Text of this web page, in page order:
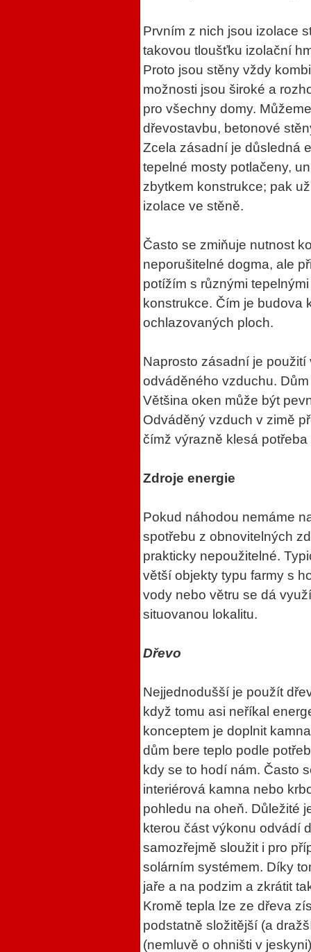
Prvním z nich jsou izolace
takovou tloušťku izolační
Proto jsou stěny vždy
možnosti jsou široké a
pro všechny domy.
dřevostavbu, betonové
Zcela zásadní je důsledná
tepelné mosty potlačeny,
zbytkem konstrukce; pak
izolace ve stěně.
Často se zmiňuje nutnost
neporušitelné dogma, ale
potížím s různými
konstrukce. Čím je budova
ochlazovaných ploch.
Naprosto zásadní je
odváděného vzduchu.
Většina oken může být
Odváděný vzduch v zimě
čímž výrazně klesá
Zdroje energie
Pokud náhodou nemáme
spotřebu z obnovitelných
prakticky nepoužitelné.
větší objekty typu farmy s
vody nebo větru se dá
situovanou lokalitu.
Dřevo
Nejjednodušší je použít
když tomu asi neříkal
konceptem je doplnit
dům bere teplo podle
kdy se to hodí nám. Často
interiérová kamna nebo
pohledu na oheň. Důležité
kterou část výkonu odvádí
samozřejmě sloužit i pro
solárním systémem. Díky
jaře a na podzim a zkrátit
Kromě tepla lze ze dřeva
podstatně složitější (a
(nemluvě o ohništi v